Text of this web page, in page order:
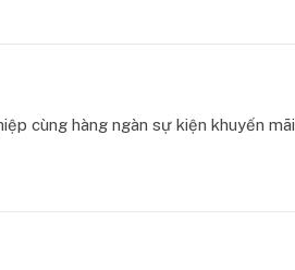
cùng hàng ngàn sự kiện khuyến mãi